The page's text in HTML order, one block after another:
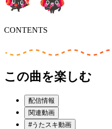
CONTENTS
この曲を楽しむ
配信情報
関連動画
#うたスキ動画